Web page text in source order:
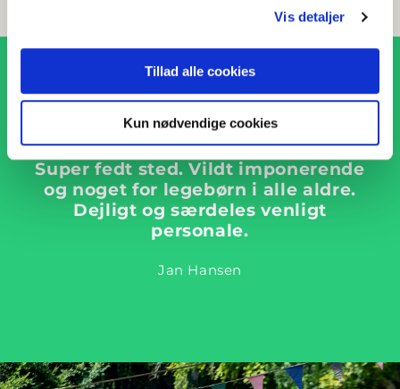
Vis detaljer
Tillad alle cookies
Kun nødvendige cookies
Super fedt sted. Vildt imponerende
og noget for legebørn i alle aldre.
Dejligt og særdeles venligt
personale.
Jan Hansen